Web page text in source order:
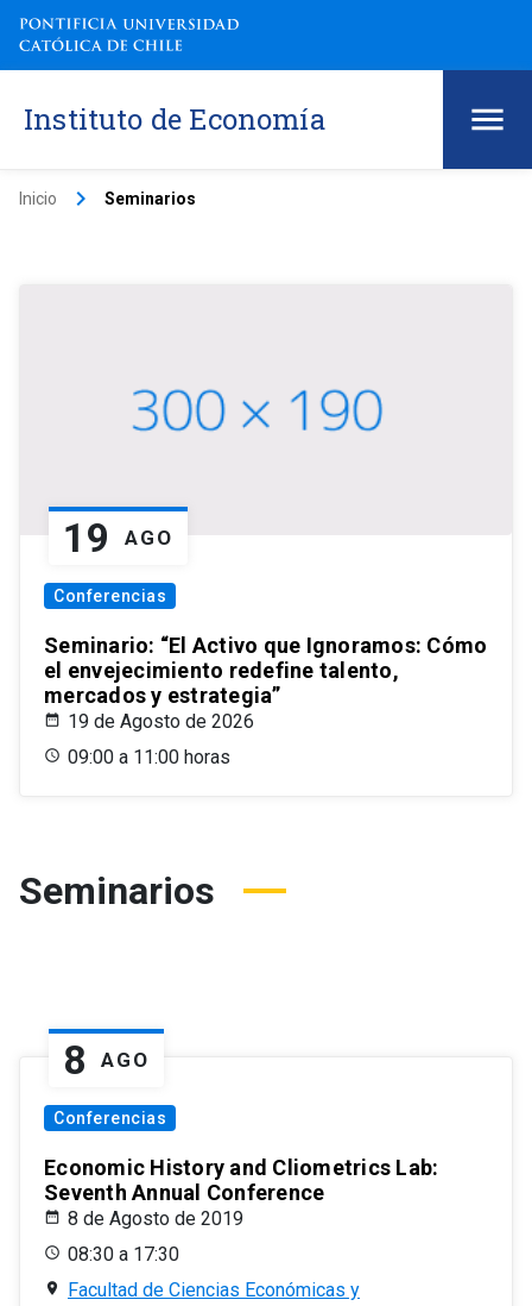
Instituto de Economía
Inicio keyboard_arrow_right Seminarios
19 AGO
Conferencias
Seminario: “El Activo que Ignoramos: Cómo
el envejecimiento redefine talento,
mercados y estrategia”
19 de Agosto de 2026
09:00 a 11:00 horas
Seminarios
8 AGO
Conferencias
Economic History and Cliometrics Lab:
Seventh Annual Conference
8 de Agosto de 2019
08:30 a 17:30
Facultad de Ciencias Económicas y